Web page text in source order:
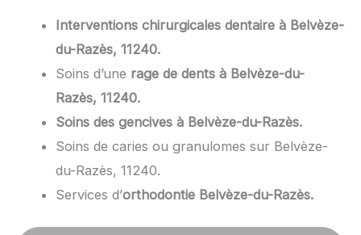
Interventions chirurgicales dentaire à Belvèze-
du-Razès, 11240.
Soins d’une rage de dents à Belvèze-du-
Razès, 11240.
Soins des gencives à Belvèze-du-Razès.
Soins de caries ou granulomes sur Belvèze-
du-Razès, 11240.
Services d’orthodontie Belvèze-du-Razès.